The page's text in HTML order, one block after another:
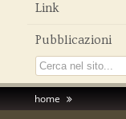
Link
Pubblicazioni
home